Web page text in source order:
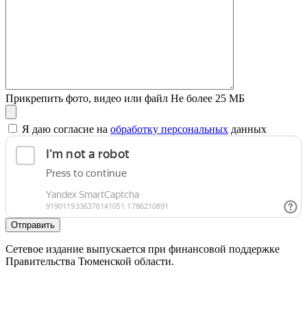
Прикрепить фото, видео или файл Не более 25 МБ
Я даю согласие на обработку персональных данных
Отправить
Сетевое издание выпускается при финансовой поддержке
Правительства Тюменской области.